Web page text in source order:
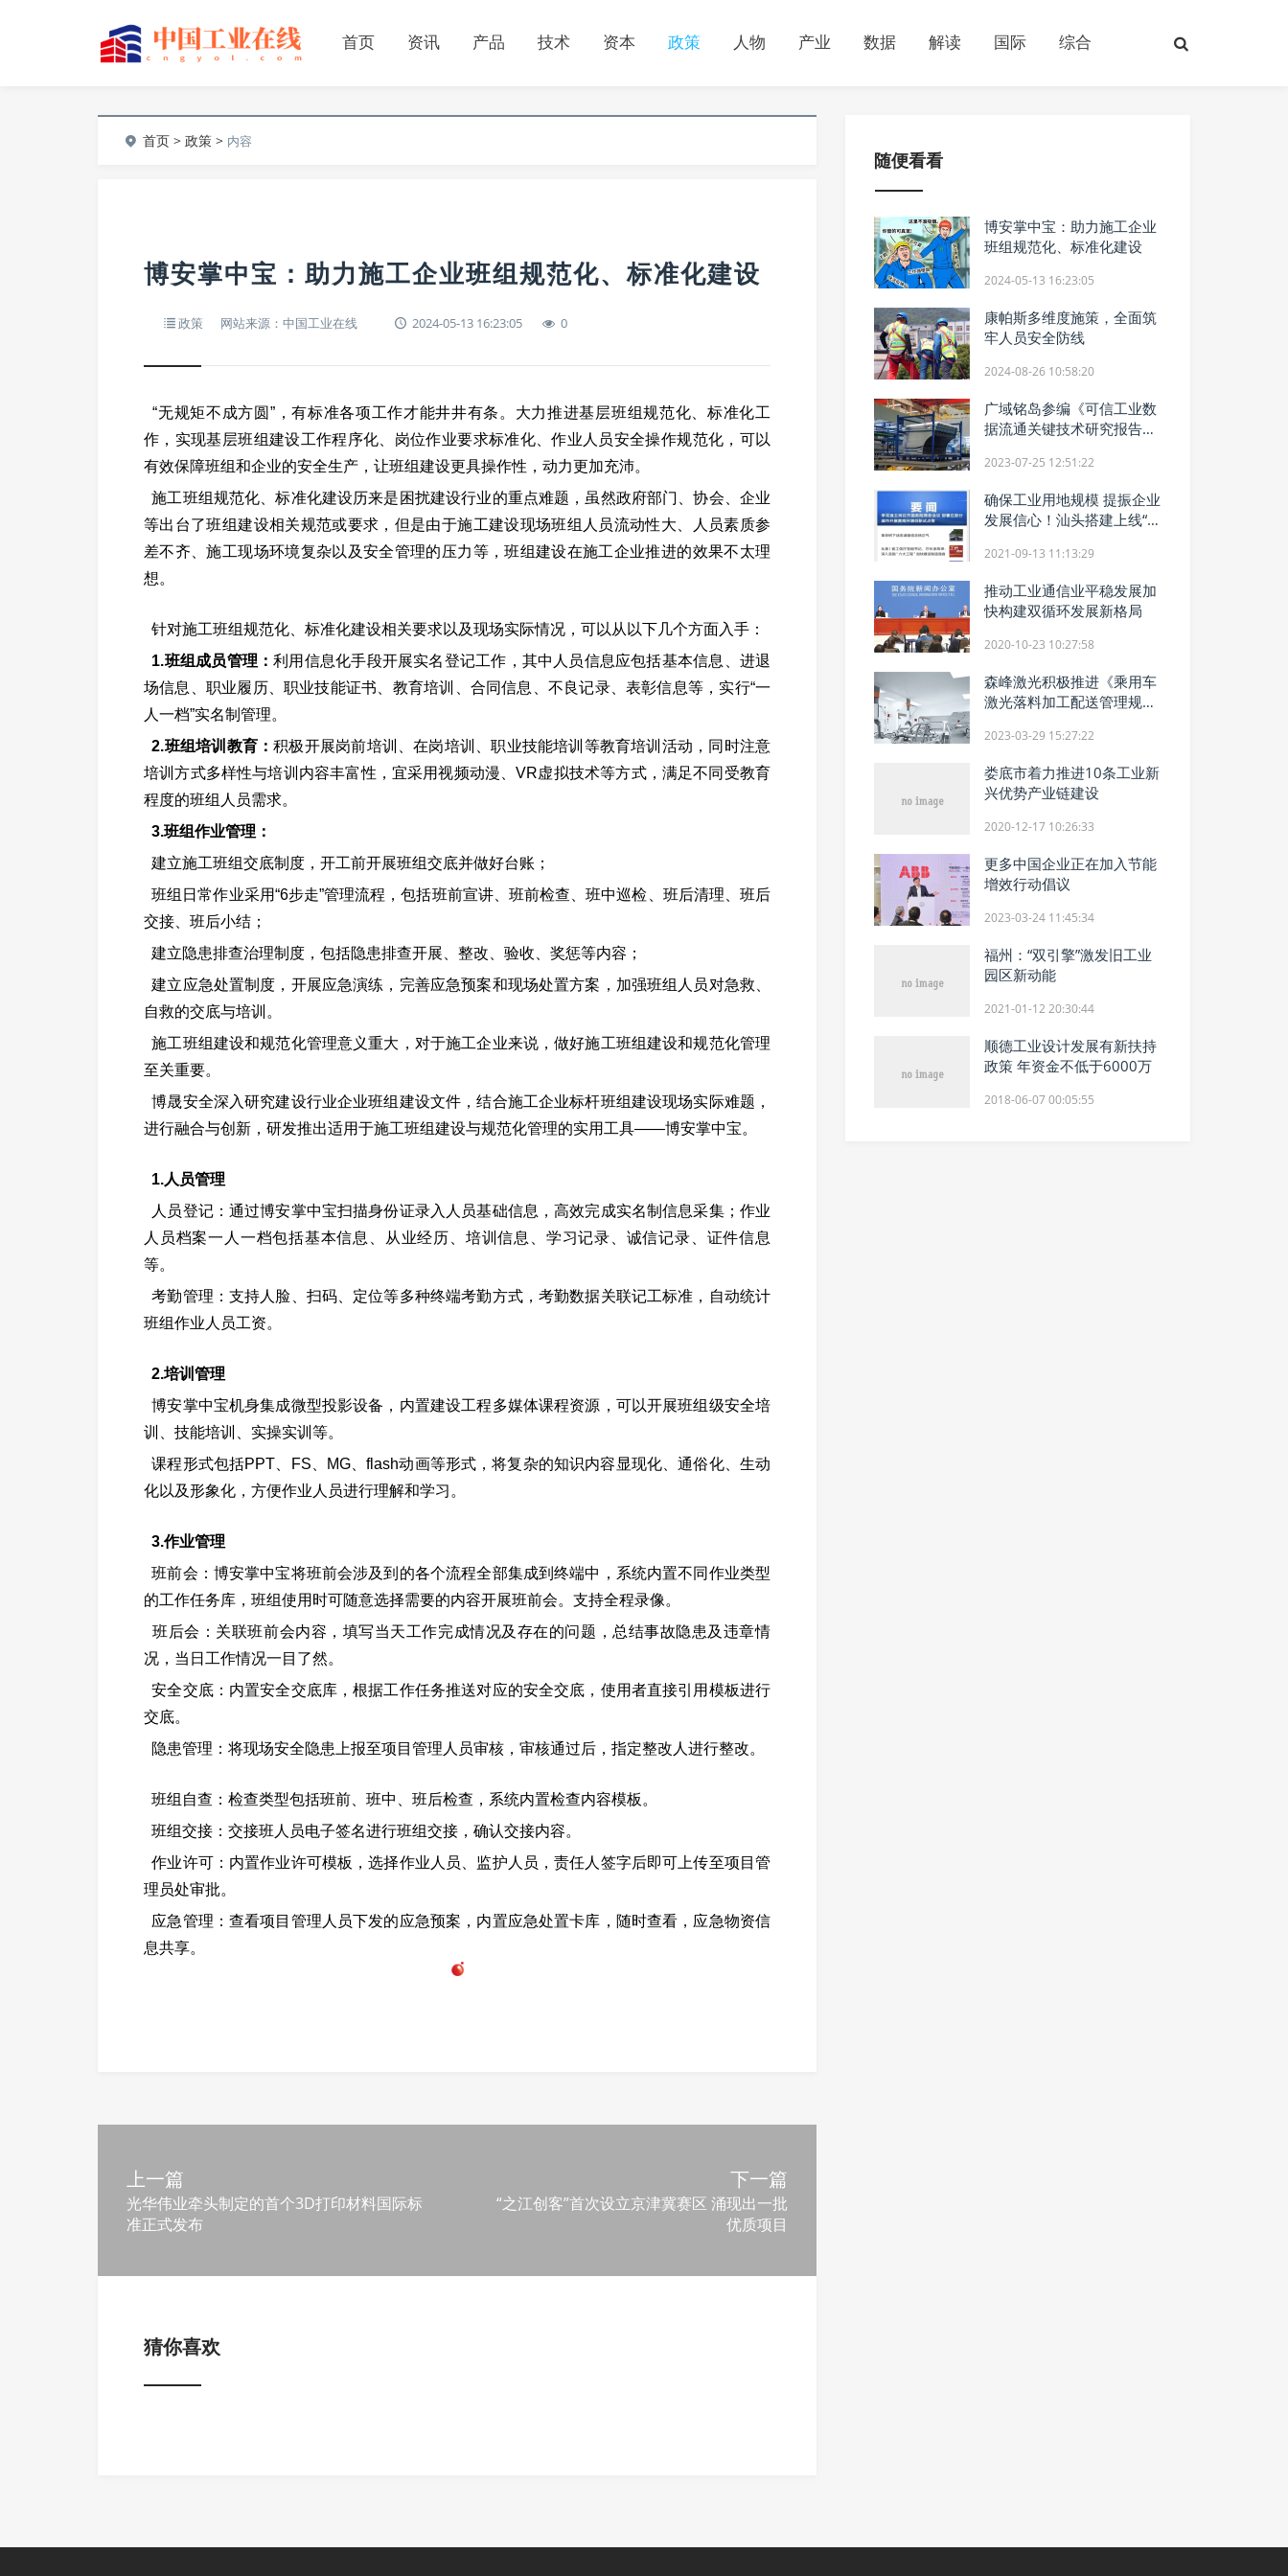
首页 资讯 产品 技术 资本 政策 人物 产业 数据 解读 国际 综合
首页 >政策 > 内容
博安掌中宝：助力施工企业班组规范化、标准化建设
政策 网站来源：中国工业在线 2024-05-13 16:23:05 0
“无规矩不成方圆”，有标准各项工作才能井井有条。大力推进基层班组规范化、标准化工
作，实现基层班组建设工作程序化、岗位作业要求标准化、作业人员安全操作规范化，可以
有效保障班组和企业的安全生产，让班组建设更具操作性，动力更加充沛。
施工班组规范化、标准化建设历来是困扰建设行业的重点难题，虽然政府部门、协会、企业
等出台了班组建设相关规范或要求，但是由于施工建设现场班组人员流动性大、人员素质参
差不齐、施工现场环境复杂以及安全管理的压力等，班组建设在施工企业推进的效果不太理
想。
针对施工班组规范化、标准化建设相关要求以及现场实际情况，可以从以下几个方面入手：
1.班组成员管理：利用信息化手段开展实名登记工作，其中人员信息应包括基本信息、进退
场信息、职业履历、职业技能证书、教育培训、合同信息、不良记录、表彰信息等，实行“一
人一档”实名制管理。
2.班组培训教育：积极开展岗前培训、在岗培训、职业技能培训等教育培训活动，同时注意
培训方式多样性与培训内容丰富性，宜采用视频动漫、VR虚拟技术等方式，满足不同受教育
程度的班组人员需求。
3.班组作业管理：
建立施工班组交底制度，开工前开展班组交底并做好台账；
班组日常作业采用“6步走”管理流程，包括班前宣讲、班前检查、班中巡检、班后清理、班后
交接、班后小结；
建立隐患排查治理制度，包括隐患排查开展、整改、验收、奖惩等内容；
建立应急处置制度，开展应急演练，完善应急预案和现场处置方案，加强班组人员对急救、
自救的交底与培训。
施工班组建设和规范化管理意义重大，对于施工企业来说，做好施工班组建设和规范化管理
至关重要。
博晟安全深入研究建设行业企业班组建设文件，结合施工企业标杆班组建设现场实际难题，
进行融合与创新，研发推出适用于施工班组建设与规范化管理的实用工具——博安掌中宝。
1.人员管理
人员登记：通过博安掌中宝扫描身份证录入人员基础信息，高效完成实名制信息采集；作业
人员档案一人一档包括基本信息、从业经历、培训信息、学习记录、诚信记录、证件信息
等。
考勤管理：支持人脸、扫码、定位等多种终端考勤方式，考勤数据关联记工标准，自动统计
班组作业人员工资。
2.培训管理
博安掌中宝机身集成微型投影设备，内置建设工程多媒体课程资源，可以开展班组级安全培
训、技能培训、实操实训等。
课程形式包括PPT、FS、MG、flash动画等形式，将复杂的知识内容显现化、通俗化、生动
化以及形象化，方便作业人员进行理解和学习。
3.作业管理
班前会：博安掌中宝将班前会涉及到的各个流程全部集成到终端中，系统内置不同作业类型
的工作任务库，班组使用时可随意选择需要的内容开展班前会。支持全程录像。
班后会：关联班前会内容，填写当天工作完成情况及存在的问题，总结事故隐患及违章情
况，当日工作情况一目了然。
安全交底：内置安全交底库，根据工作任务推送对应的安全交底，使用者直接引用模板进行
交底。
隐患管理：将现场安全隐患上报至项目管理人员审核，审核通过后，指定整改人进行整改。
班组自查：检查类型包括班前、班中、班后检查，系统内置检查内容模板。
班组交接：交接班人员电子签名进行班组交接，确认交接内容。
作业许可：内置作业许可模板，选择作业人员、监护人员，责任人签字后即可上传至项目管
理员处审批。
应急管理：查看项目管理人员下发的应急预案，内置应急处置卡库，随时查看，应急物资信
息共享。
上一篇
光华伟业牵头制定的首个3D打印材料国际标
准正式发布
下一篇
“之江创客”首次设立京津冀赛区 涌现出一批
优质项目
猜你喜欢
随便看看
博安掌中宝：助力施工企业
班组规范化、标准化建设
2024-05-13 16:23:05
康帕斯多维度施策，全面筑
牢人员安全防线
2024-08-26 10:58:20
广域铭岛参编《可信工业数
据流通关键技术研究报告》
2023-07-25 12:51:22
确保工业用地规模 提振企业
发展信心！汕头搭建上线“用
2021-09-13 11:13:29
推动工业通信业平稳发展加
快构建双循环发展新格局
2020-10-23 10:27:58
森峰激光积极推进《乘用车
激光落料加工配送管理规
2023-03-29 15:27:22
娄底市着力推进10条工业新
兴优势产业链建设
2020-12-17 10:26:33
更多中国企业正在加入节能
增效行动倡议
2023-03-24 11:45:34
福州：“双引擎”激发旧工业
园区新动能
2021-01-12 20:30:44
顺德工业设计发展有新扶持
政策 年资金不低于6000万
2018-06-07 00:05:55